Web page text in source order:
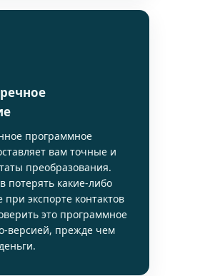
программное
вам точные и
преобразования.
потерять какие-либо
экспорте контактов
это программное
версией, прежде чем